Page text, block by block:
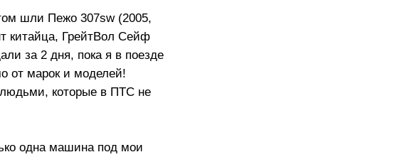
шли Пежо 307sw (2005,
китайца, ГрейтВол Сейф
за 2 дня, пока я в поезде
от марок и моделей!
людьми, которые в ПТС не
одна машина под мои